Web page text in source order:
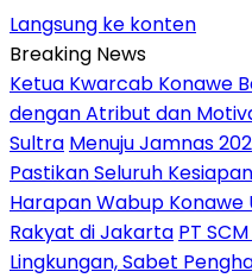
Langsung ke konten
Breaking News
Ketua Kwarcab Konawe
dengan Atribut dan
Sultra Menuju Jamnas
Pastikan Seluruh
Harapan Wabup Konawe
Rakyat di Jakarta PT
Lingkungan, Sabet